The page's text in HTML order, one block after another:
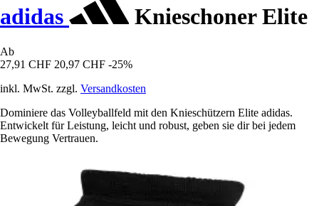
adidas Knieschoner Elite
Ab
27,91 CHF 20,97 CHF -25%
inkl. MwSt. zzgl. Versandkosten
Dominiere das Volleyballfeld mit den Knieschützern Elite adidas.
Entwickelt für Leistung, leicht und robust, geben sie dir bei jedem
Bewegung Vertrauen.